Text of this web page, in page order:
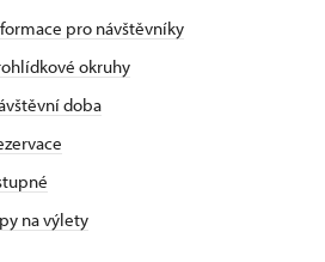
pro návštěvníky
okruhy
doba
na výlety